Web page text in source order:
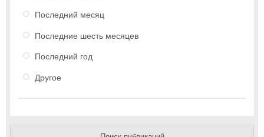
Последний месяц
Последние шесть месяцев
Последний год
Другое